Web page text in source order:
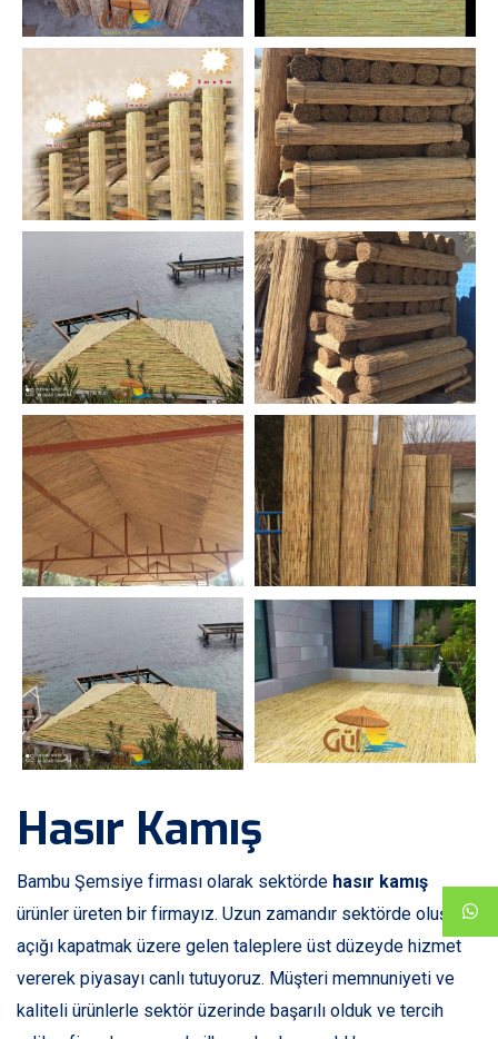
Hasır Kamış
Bambu Şemsiye firması olarak sektörde hasır kamış
ürünler üreten bir firmayız. Uzun zamandır sektörde oluşan
açığı kapatmak üzere gelen taleplere üst düzeyde hizmet
vererek piyasayı canlı tutuyoruz. Müşteri memnuniyeti ve
kaliteli ürünlerle sektör üzerinde başarılı olduk ve tercih